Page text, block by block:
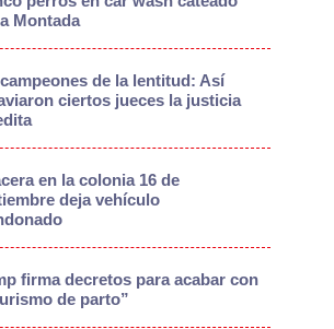
Montada
de la lentitud: Así
ciertos jueces la justicia
en la colonia 16 de
deja vehículo
firma decretos para acabar con
de parto”